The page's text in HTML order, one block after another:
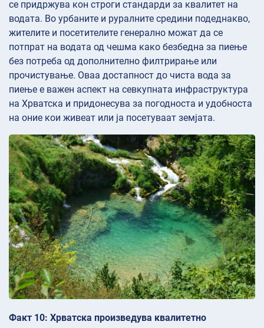
се придржува кон строги стандарди за квалитет на
водата. Во урбаните и руралните средини подеднакво,
жителите и посетителите генерално можат да се
потпрат на водата од чешма како безбедна за пиење
без потреба од дополнително филтрирање или
прочистување. Оваа достапност до чиста вода за
пиење е важен аспект на севкупната инфраструктура
на Хрватска и придонесува за погодноста и удобноста
на оние кои живеат или ја посетуваат земјата.
Факт 10: Хрватска произведува квалитетно